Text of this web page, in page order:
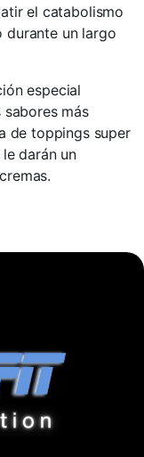
el catabolismo
durante un largo
especial
sabores más
de toppings super
darán un